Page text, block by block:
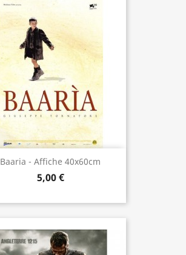
Baaria - Affiche 40x60cm
5,00 €